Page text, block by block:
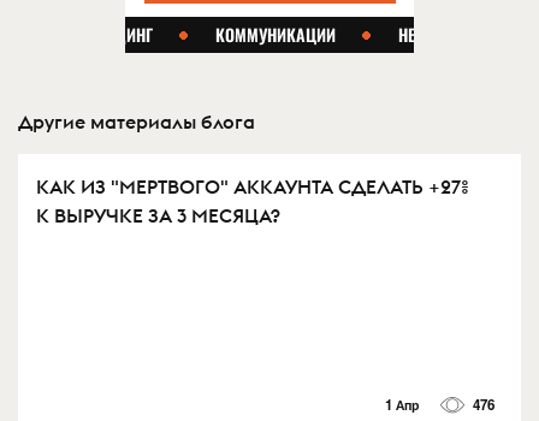
Другие материалы блога
КАК ИЗ "МЕРТВОГО" АККАУНТА СДЕЛАТЬ +27%
К ВЫРУЧКЕ ЗА 3 МЕСЯЦА?
1 Апр 476